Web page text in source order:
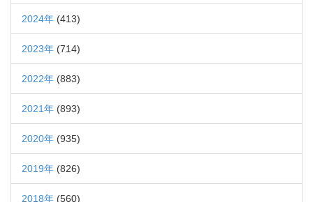
2024年 (413)
2023年 (714)
2022年 (883)
2021年 (893)
2020年 (935)
2019年 (826)
2018年 (560)